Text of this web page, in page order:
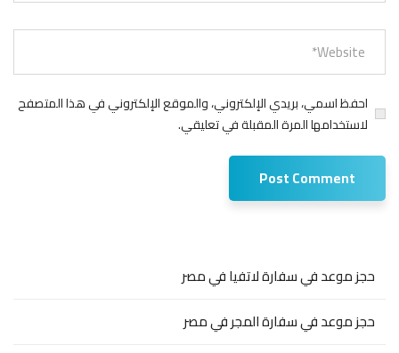
احفظ اسمي، بريدي الإلكتروني، والموقع الإلكتروني في هذا المتصفح
لاستخدامها المرة المقبلة في تعليقي.
حجز موعد في سفارة لاتفيا في مصر
حجز موعد في سفارة المجر في مصر